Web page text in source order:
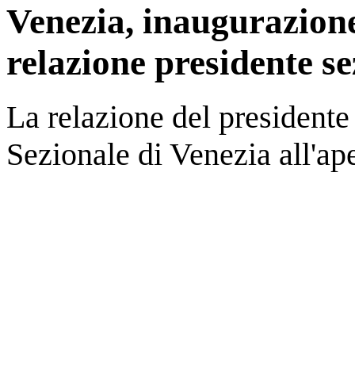
Venezia,
relazione presidente
La relazione del
Sezionale di Venezia